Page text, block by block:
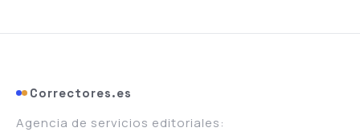
Correctores.es
Agencia de servicios editoriales: